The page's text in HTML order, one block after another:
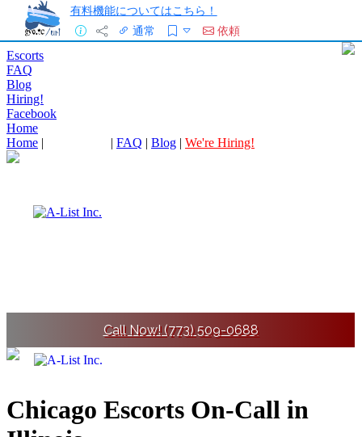
有料機能についてはこちら！
通常
依頼